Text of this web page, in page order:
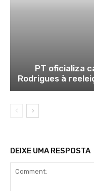
PT oficializa
Rodrigues à
DEIXE UMA RESPOSTA